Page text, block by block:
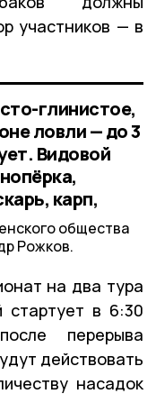
участников — в
глинистое,
ловли — до 3
Видовой
карп,
общества
Рожков.
на два тура
в 6:30
перерыва
действовать
насадок